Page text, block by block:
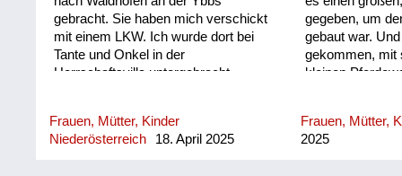
und Mutter sagten immer wieder, sie
hätten keinen, er wiederum brüllte
wieder „Wodka“! Ich dachte mir,
dass das komisch war, geh dann mit
hin. Er hat so zu lachen begonnen,
schall...
gebracht. Sie haben mich verschickt
mit einem LKW. Ich wurde dort bei
Tante und Onkel in der
Herrschaftsvilla untergebracht,
Wochen nachher von den Russen
besetzt. Ein russischer Major hat
Frauen, Mütter, Kinder
Niederösterreich
18. April 2025
gegeben, um
gebaut war.
gekommen, mit
kleinen
haben uns gut
sogar gekocht.
Frauen, Mütter,
2025